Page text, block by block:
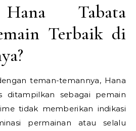
Tabata
Terbaik di
teman-temannya, Hana
ditampilkan sebagai pemain
tidak memberikan indikasi
permainan atau selalu